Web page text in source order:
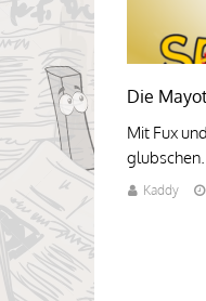
Die
Mit Fux
glubschen.
Kaddy